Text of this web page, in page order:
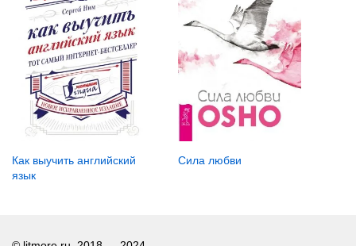
Как выучить английский
язык
Сила любви